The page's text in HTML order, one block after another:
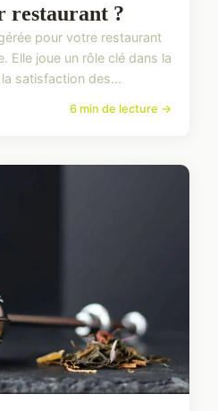
restaurant ?
pour votre restaurant
Elle joue un rôle clé dans la
satisfaction des...
6 min de lecture →